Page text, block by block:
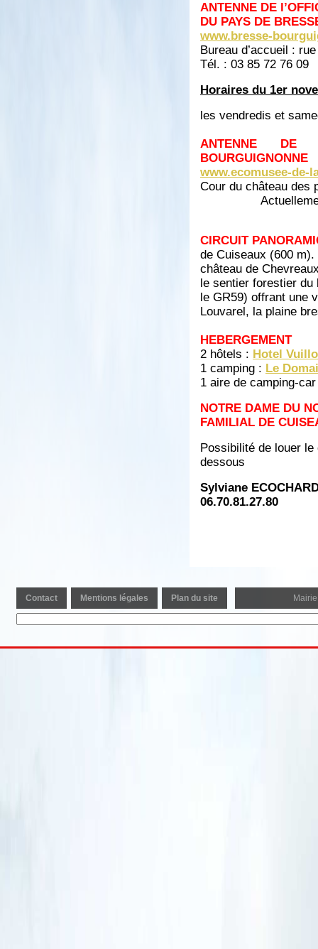
ANTENNE DE
DU PAYS DE
www.bresse-
Bureau d’accueil :
Tél. : 03 85 72 76 09
Horaires du 1er
les vendredis et
ANTENNE DE
BOURGUIGNONNE
www.ecomusee-de-
Cour du
Actuellement
CIRCUIT
de Cuiseaux (600
château de
le sentier forestier du
le GR59) offrant une
Louvarel, la plaine
HEBERGEMENT
2 hôtels : Hotel
1 camping : Le
1 aire de camping-car
NOTRE DAME DU
FAMILIAL DE
Possibilité de louer
dessous
Sylviane
06.70.81.27.80
Contact Mentions légales Plan du site